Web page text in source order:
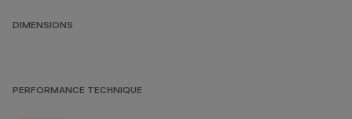
DIMENSIONS
PERFORMANCE TECHNIQUE